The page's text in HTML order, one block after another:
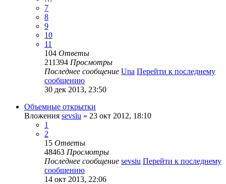
7
8
9
10
11
104 Ответы
211394 Просмотры
Последнее сообщение Una Перейти к последнему
сообщению
30 дек 2013, 23:50
Объемные открытки
Вложения sevsiu » 23 окт 2012, 18:10
1
2
15 Ответы
48463 Просмотры
Последнее сообщение sevsiu Перейти к последнему
сообщению
14 окт 2013, 22:06